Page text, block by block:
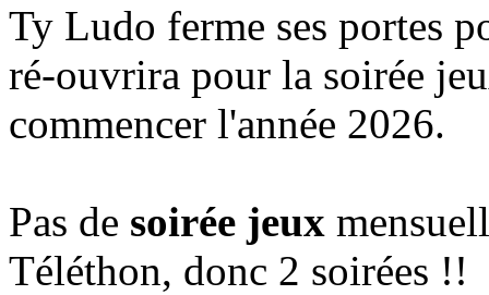
Ty Ludo ferme ses portes
ré-ouvrira pour la soirée
commencer l'année 2026.
Pas de soirée jeux
Téléthon, donc 2 soirées !!